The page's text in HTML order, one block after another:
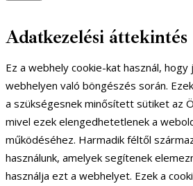
Adatkezelési áttekintés
Ez a webhely cookie-kat használ,
webhelyen való böngészés során.
a szükségesnek minősített sütiket az
mivel ezek elengedhetetlenek a
működéséhez. Harmadik féltől
használunk, amelyek segítenek
használja ezt a webhelyet. Ezek a